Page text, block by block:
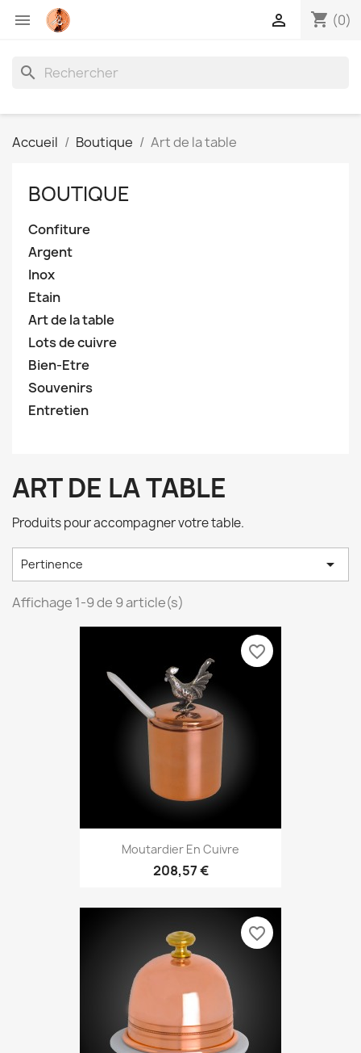
 shopping_cart (0)

search
Accueil Boutique Art de la table
BOUTIQUE
Confiture
Argent
Inox
Etain
Art de la table
Lots de cuivre
Bien-Etre
Souvenirs
Entretien
ART DE LA TABLE
Produits pour accompagner votre table.
Pertinence 
Affichage 1-9 de 9 article(s)
Moutardier En Cuivre
208,57 €
favorite_border
favorite_border